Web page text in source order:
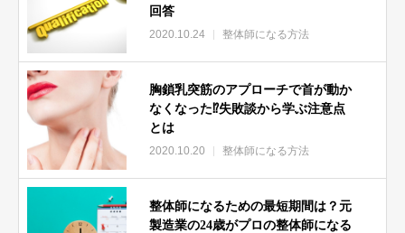
【整体師 給料】整骨院・リラクゼーション時代の給与大公
準備中
【整体師】ズバリ整体師は儲かるっ‼️絶対３ヶ条とは⁉️
準備中
【整体師になるには】国家資格を取らなかった理由
準備中
整体院開業で超重要な◯◯‼️これで口コミは生まれます‼️
回答
2020.10.24 整体師になる方法
胸鎖乳突筋のアプローチで首が動か
なくなった⁉️失敗談から学ぶ注意点
とは
2020.10.20 整体師になる方法
整体師になるための最短期間は？元
製造業の24歳がプロの整体師になる